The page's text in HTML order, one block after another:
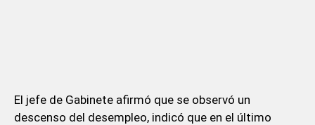
El jefe de Gabinete afirmó que se observó un
descenso del desempleo, indicó que en el último